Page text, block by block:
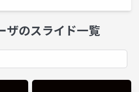
ザのスライド一覧